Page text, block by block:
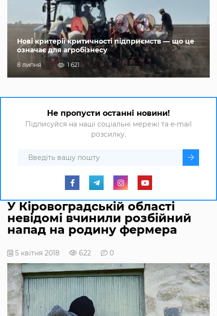
Нові критерії критичності підприємств — що це
означає для агробізнесу
8 липня 1 621
Не пропусти останні новини!
Підписуйся на наші соціальні мережі та e-mail
розсилку.
У Кіровоградській області
невідомі вчинили розбійний
напад на родину фермера
5 квітня 2018 622 0